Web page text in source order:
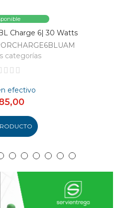
Charge 6| 30 Watts
categorías
efectivo